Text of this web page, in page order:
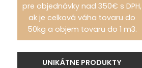
pre objednávky nad 350€ s DPH,
ak je celková váha tovaru do
50kg a objem tovaru do 1 m3.
UNIKÁTNE PRODUKTY